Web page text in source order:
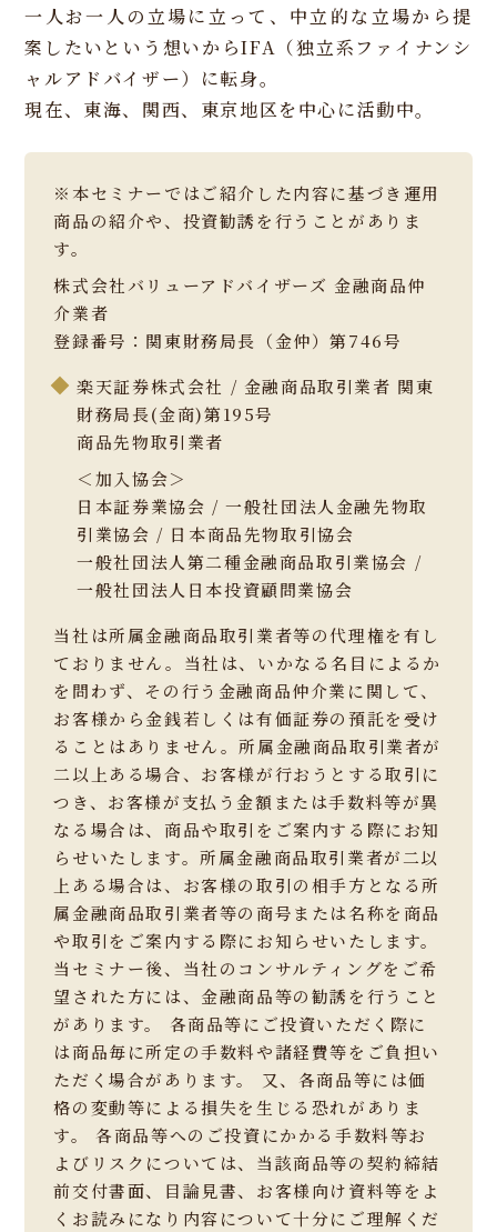
一人お一人の立場に立って、中立的な立場から提
案したいという想いからIFA（独立系ファイナンシ
ャルアドバイザー）に転身。
現在、東海、関西、東京地区を中心に活動中。
※本セミナーではご紹介した内容に基づき運用
商品の紹介や、投資勧誘を行うことがありま
す。
株式会社バリューアドバイザーズ 金融商品仲
介業者
登録番号：関東財務局長（金仲）第746号
楽天証券株式会社 / 金融商品取引業者 関東
財務局長(金商)第195号
商品先物取引業者
＜加入協会＞
日本証券業協会 / 一般社団法人金融先物取
引業協会 / 日本商品先物取引協会
一般社団法人第二種金融商品取引業協会 /
一般社団法人日本投資顧問業協会
当社は所属金融商品取引業者等の代理権を有し
ておりません。当社は、いかなる名目によるか
を問わず、その行う金融商品仲介業に関して、
お客様から金銭若しくは有価証券の預託を受け
ることはありません。所属金融商品取引業者が
二以上ある場合、お客様が行おうとする取引に
つき、お客様が支払う金額または手数料等が異
なる場合は、商品や取引をご案内する際にお知
らせいたします。所属金融商品取引業者が二以
上ある場合は、お客様の取引の相手方となる所
属金融商品取引業者等の商号または名称を商品
や取引をご案内する際にお知らせいたします。
当セミナー後、当社のコンサルティングをご希
望された方には、金融商品等の勧誘を行うこと
があります。 各商品等にご投資いただく際に
は商品毎に所定の手数料や諸経費等をご負担い
ただく場合があります。 又、各商品等には価
格の変動等による損失を生じる恐れがありま
す。 各商品等へのご投資にかかる手数料等お
よびリスクについては、当該商品等の契約締結
前交付書面、目論見書、お客様向け資料等をよ
くお読みになり内容について十分にご理解くだ